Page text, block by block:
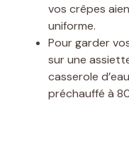
vos crêpes
uniforme.
Pour garder
sur une
casserole
préchauffé à